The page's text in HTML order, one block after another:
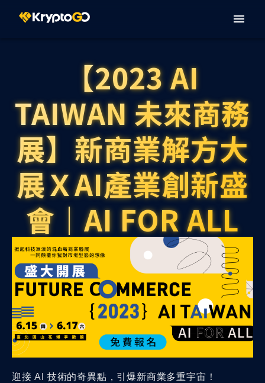
【2023 AI
TAIWAN 未來商務
展】新商業解方大
展ＸAI產業創新盛
會｜AI FOR ALL
迎接 AI 技術的奇異點，引爆新商業多重宇宙！